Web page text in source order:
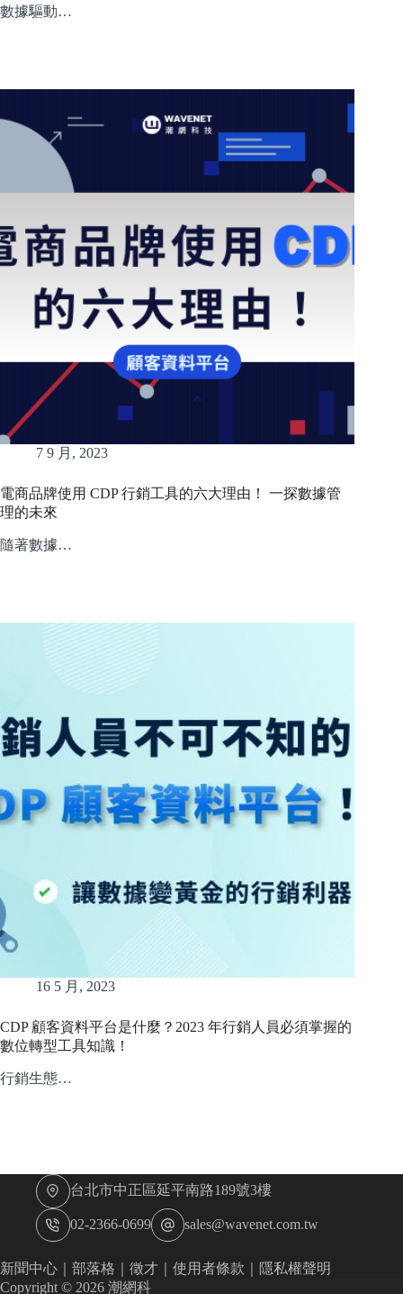
數據驅動…
7 9 月, 2023
電商品牌使用 CDP 行銷工具的六大理由！ 一探數據管
理的未來
隨著數據…
16 5 月, 2023
CDP 顧客資料平台是什麼？2023 年行銷人員必須掌握的
數位轉型工具知識！
行銷生態…
台北市中正區延平南路189號3樓
02-2366-0699 sales@wavenet.com.tw
新聞中心 部落格 徵才 使用者條款
隱私權聲明
Copyright © 2026 潮網科